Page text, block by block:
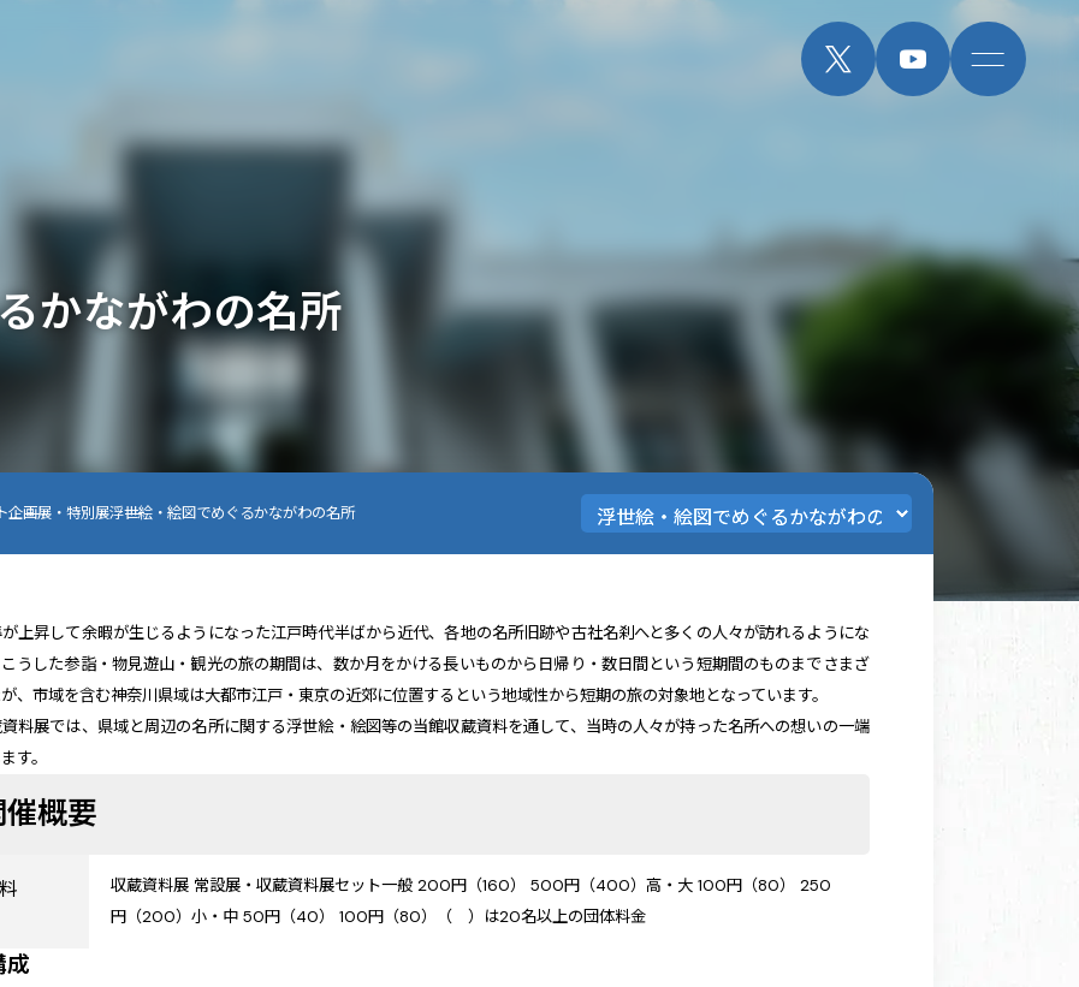
かながわの名所
企画展・特別展浮世絵・絵図でめぐるかながわの名所
上昇して余暇が生じるようになった江戸時代半ばから近代、各地の名所旧跡や古社名刹へと多くの人々が訪れるようにな
こうした参詣・物見遊山・観光の旅の期間は、数か月をかける長いものから日帰り・数日間という短期間のものまでさまざ
、市域を含む神奈川県域は大都市江戸・東京の近郊に位置するという地域性から短期の旅の対象地となっています。
料展では、県域と周辺の名所に関する浮世絵・絵図等の当館収蔵資料を通して、当時の人々が持った名所への想いの一端
す。
催概要
収蔵資料展 常設展・収蔵資料展セット一般 200円（160） 500円（400）高・大 100円（80） 250
円（200）小・中 50円（40） 100円（80）（ ）は20名以上の団体料金
成